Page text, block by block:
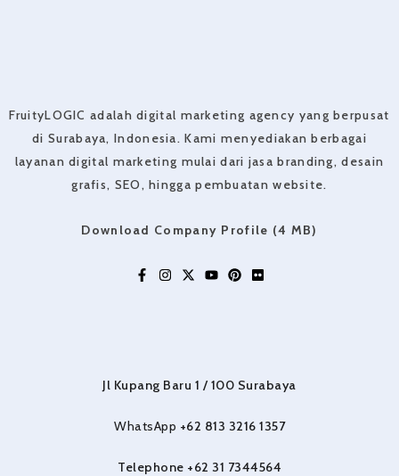
FruityLOGIC adalah digital marketing agency yang berpusat
di Surabaya, Indonesia. Kami menyediakan berbagai
layanan digital marketing mulai dari jasa branding, desain
grafis, SEO, hingga pembuatan website.
Download Company Profile (4 MB)
Jl Kupang Baru 1 / 100 Surabaya
WhatsApp +62 813 3216 1357
Telephone +62 31 7344564